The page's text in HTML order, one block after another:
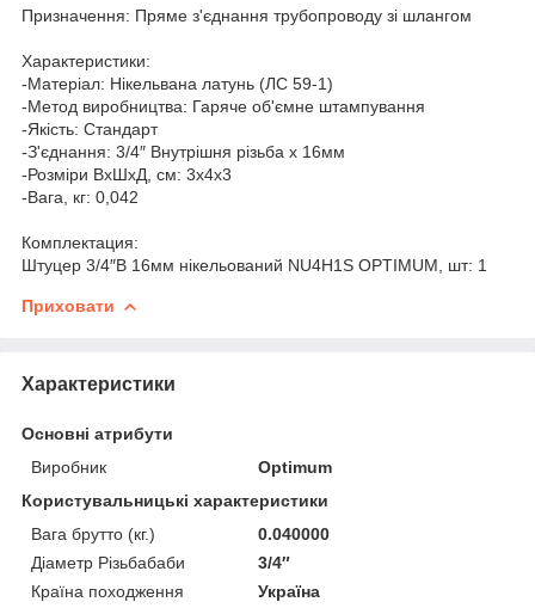
Призначення: Пряме з'єднання трубопроводу зі шлангом
Характеристики:
-Матеріал: Нікельвана латунь (ЛС 59-1)
-Метод виробництва: Гаряче об'ємне штампування
-Якість: Стандарт
-З'єднання: 3/4″ Внутрішня різьба х 16мм
-Розміри ВхШхД, см: 3х4х3
-Вага, кг: 0,042
Комплектация:
Штуцер 3/4″В 16мм нікельований NU4H1S OPTIMUM, шт: 1
Приховати
Характеристики
Основні атрибути
Виробник
Optimum
Користувальницькі характеристики
Вага брутто (кг.)
0.040000
Діаметр Різьбабаби
3/4″
Країна походження
Україна